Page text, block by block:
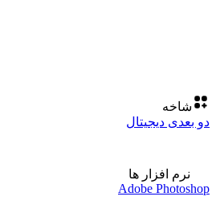
شاخه
دو بعدی دیجیتال
نرم افزار ها
Adobe Photoshop